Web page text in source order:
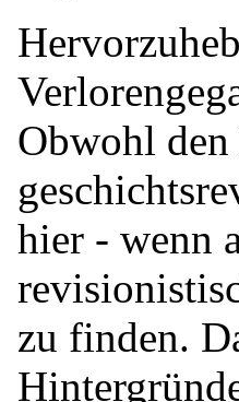
Obwohl
hier - wenn
zu finden.